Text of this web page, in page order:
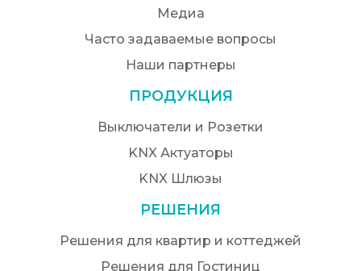
Медиа
Часто задаваемые вопросы
Наши партнеры
ПРОДУКЦИЯ
Выключатели и Розетки
KNX Актуаторы
KNX Шлюзы
РЕШЕНИЯ
Решения для квартир и коттеджей
Решения для Гостиниц